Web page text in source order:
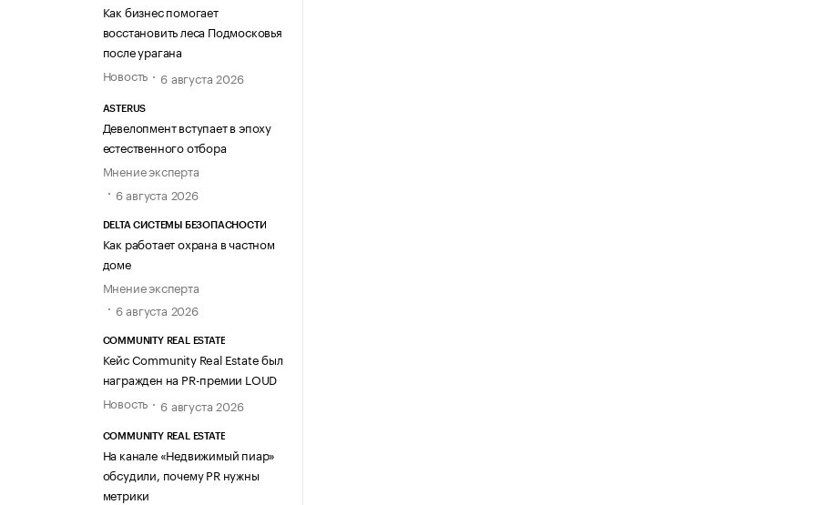
Как бизнес помогает
восстановить леса Подмосковья
после урагана
Новость
6 августа 2026
ASTERUS
Девелопмент вступает в эпоху
естественного отбора
Мнение эксперта
6 августа 2026
DELTA СИСТЕМЫ БЕЗОПАСНОСТИ
Как работает охрана в частном
доме
Мнение эксперта
6 августа 2026
COMMUNITY REAL ESTATE
Кейс Community Real Estate был
награжден на PR-премии LOUD
Новость
6 августа 2026
COMMUNITY REAL ESTATE
На канале «Недвижимый пиар»
обсудили, почему PR нужны
метрики